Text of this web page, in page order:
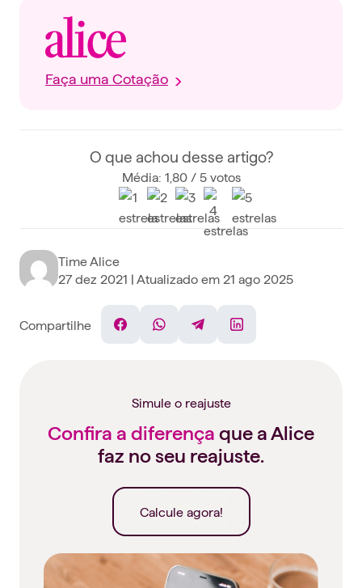
Faça uma Cotação
O que achou desse artigo?
Média: 1,80 / 5 votos
Time Alice
27 dez 2021 | Atualizado em 21 ago 2025
Compartilhe
FacebookWhatsAppTelegramLinkedin
Simule o reajuste
Confira a diferença que a Alice
faz no seu reajuste.
Calcule agora!